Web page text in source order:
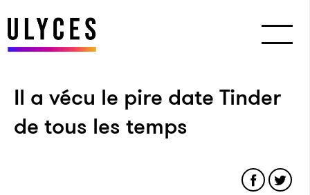
Il a vécu le pire date Tinder
de tous les temps